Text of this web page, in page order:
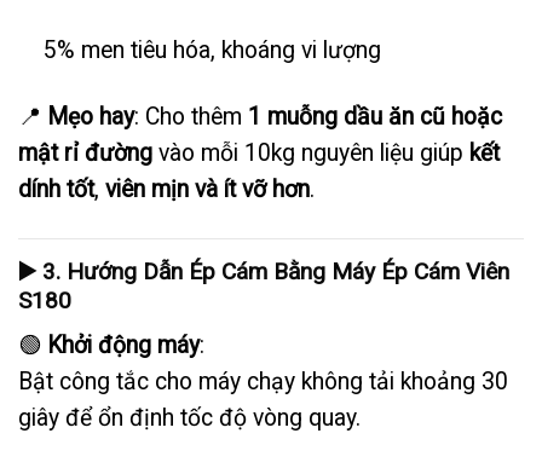
5% men tiêu hóa, khoáng vi lượng
📍 Mẹo hay: Cho thêm 1 muỗng dầu ăn cũ hoặc
mật rỉ đường vào mỗi 10kg nguyên liệu giúp kết
dính tốt, viên mịn và ít vỡ hơn.
▶️ 3. Hướng Dẫn Ép Cám Bằng Máy Ép Cám Viên
S180
🟢 Khởi động máy:
Bật công tắc cho máy chạy không tải khoảng 30
giây để ổn định tốc độ vòng quay.